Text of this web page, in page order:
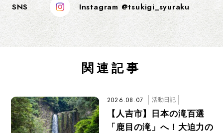
SNS Instagram @tsukigi_syuraku
関連記事
2026.08.07 活動日記
【人吉市】日本の滝百選
「鹿目の滝」へ！大迫力の